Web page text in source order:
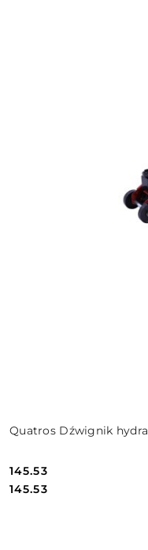
Quatros Dźwignik
Cena:
145.53
Cena:
145.53